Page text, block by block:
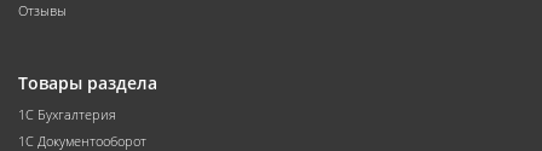
Отзывы
Товары раздела
1С Бухгалтерия
1С Документооборот